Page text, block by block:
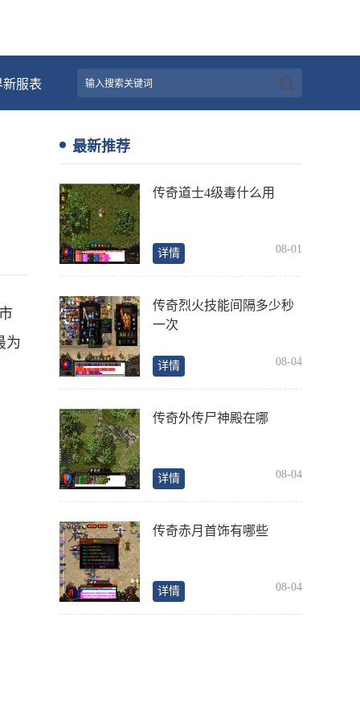
服表
为
最新推荐
传奇道士4级毒什么用
详情 08-01
传奇烈火技能间隔多少秒
一次
详情 08-04
传奇外传尸神殿在哪
详情 08-04
传奇赤月首饰有哪些
详情 08-04